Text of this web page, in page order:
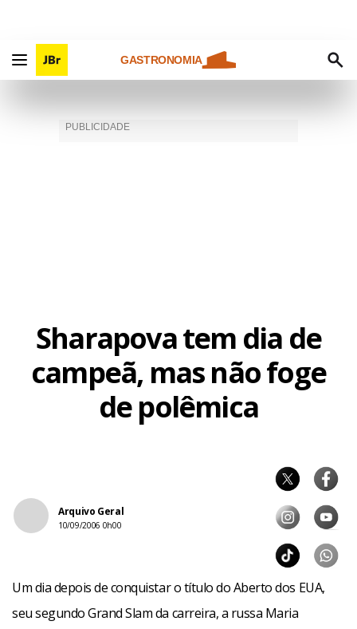
GASTRONOMIA
Sharapova tem dia de
campeã, mas não foge
de polêmica
Arquivo Geral
10/09/2006 0h00
Um dia depois de conquistar o título do Aberto dos EUA,
seu segundo Grand Slam da carreira, a russa Maria